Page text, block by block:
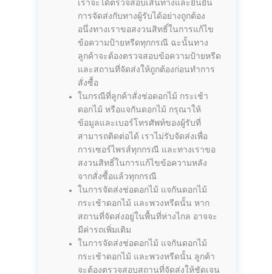
เราจะได้ตรวจสอบเส้นทางและยืนยัน
การจัดส่งกับทางผู้รับได้อย่างถูกต้อง
อนึ่งทางเราขอสงวนสิทธิ์ในการแก้ไข
ข้อความป้ายหรีดทุกกรณี ฉะนั้นทาง
ลูกค้าจะต้องตรวจสอบข้อความป้ายหรีด
และสถานที่จัดส่งให้ถูกต้องก่อนทำการ
สั่งซื้อ
ในกรณีที่ลูกค้าสั่งช่อดอกไม้ กระเช้า
ดอกไม้ หรือแจกันดอกไม้ กรุณาให้
ข้อมูลและเบอร์โทรศัพท์ของผู้รับที่
สามารถติดต่อได้ เราไม่รับจัดส่งเพื่อ
การเซอร์ไพรส์ทุกกรณี และทางเราขอ
สงวนสิทธิ์ในการแก้ไขข้อความหลัง
จากสั่งซื้อแล้วทุกกรณี
ในการจัดส่งช่อดอกไม้ แจกันดอกไม้
กระเช้าดอกไม้ และพวงหรีดนั้น หาก
สถานที่จัดส่งอยู่ในพื้นที่ห่างไกล อาจจะ
มีค่ารถเพิ่มเติม
ในการจัดส่งช่อดอกไม้ แจกันดอกไม้
กระเช้าดอกไม้ และพวงหรีดนั้น ลูกค้า
จะต้องตรวจสอบสถานที่จัดส่งให้ชัดเจน